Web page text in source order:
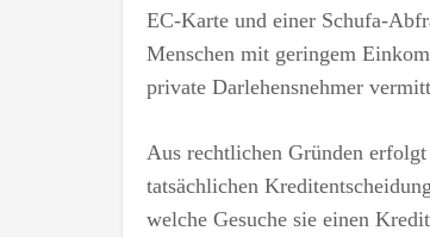
EC-Karte und einer Schufa-
Menschen mit geringem
private Darlehensnehmer
Aus rechtlichen Gründen
tatsächlichen
welche Gesuche sie einen